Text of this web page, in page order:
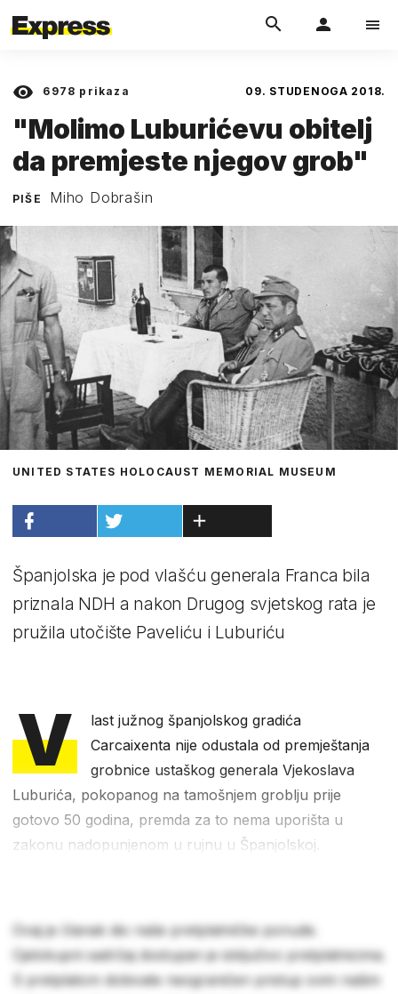
6978 prikaza 09. STUDENOGA 2018.
"Molimo Luburićevu obitelj
da premjeste njegov grob"
PIŠE Miho Dobrašin
UNITED STATES HOLOCAUST MEMORIAL MUSEUM
Španjolska je pod vlašću generala Franca bila
priznala NDH a nakon Drugog svjetskog rata je
pružila utočište Paveliću i Luburiću
V
last južnog španjolskog gradića
Carcaixenta nije odustala od premještanja
grobnice ustaškog generala Vjekoslava
Luburića, pokopanog na tamošnjem groblju prije
gotovo 50 godina, premda za to nema uporišta u
zakonu nadopunjenom u rujnu u Španjolskoj.
Ovaj je članak dio naše pretplatničke ponude.
Cjelokupni sadržaj dostupan je isključivo pretplatnicima.
S pretplatom dobivate neograničen pristup svim našim